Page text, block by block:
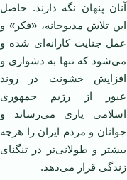
آنان پنهان نگه دارند. حاصل
این تلاش مذبوحانه، «فکر» و
عمل جنایت کارانه‌ای شده و
می‌شود که تنها به دشواری و
افزایش خشونت در روند
عبور از رژیم جمهوری
اسلامی یاری می‌رساند و
جوانان و مردم ایران را هرچه
بیشتر و طولانی‌تر در تنگنای
زندگی قرار می‌دهد.